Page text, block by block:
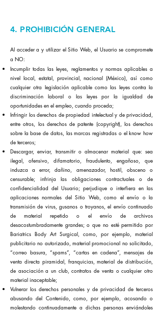
4. PROHIBICIÓN GENERAL
Al acceder a y utilizar el Sitio Web, el Usuario se compromete
a NO:
Incumplir todas las leyes, reglamentos y normas aplicables a
nivel local, estatal, provincial, nacional (México), así como
cualquier otra legislación aplicable como las leyes contra la
discriminación laboral o las leyes por la igualdad de
oportunidades en el empleo, cuando proceda;
Infringir los derechos de propiedad intelectual y de privacidad,
entre otros, los derechos de patente (copyright), los derechos
sobre la base de datos, las marcas registradas o el know how
de terceros;
Descargar, enviar, transmitir o almacenar material que: sea
ilegal, ofensivo, difamatorio, fraudulento, engañoso, que
induzca a error, dañino, amenazador, hostil, obsceno o
censurable; infrinja las obligaciones contractuales o de
confidencialidad del Usuario; perjudique o interfiera en las
aplicaciones normales del Sitio Web, como el envío o la
transmisión de virus, gusanos o troyanos, el envío continuado
de material repetido o el envío de archivos
desacostumbradamente grandes; o que no esté permitido por
Bariatrics Body Art Surgical, como, por ejemplo, material
publicitario no autorizado, material promocional no solicitado,
“correo basura, “spams”, “cartas en cadena”, mensajes de
venta directa piramidal, franquicias, material de distribución,
de asociación a un club, contratos de venta o cualquier otro
material inaceptable;
Vulnerar los derechos personales y de privacidad de terceros
abusando del Contenido, como, por ejemplo, acosando o
molestando continuadamente a dichas personas enviándoles